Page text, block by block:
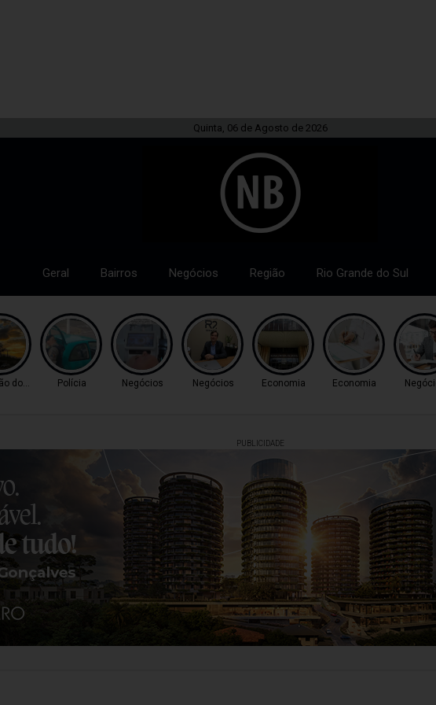
Quinta, 06 de Agosto de 2026
Geral Bairros Negócios Região Rio Grande do Sul
do Tempo Polícia Negócios Negócios Economia Economia
PUBLICIDADE